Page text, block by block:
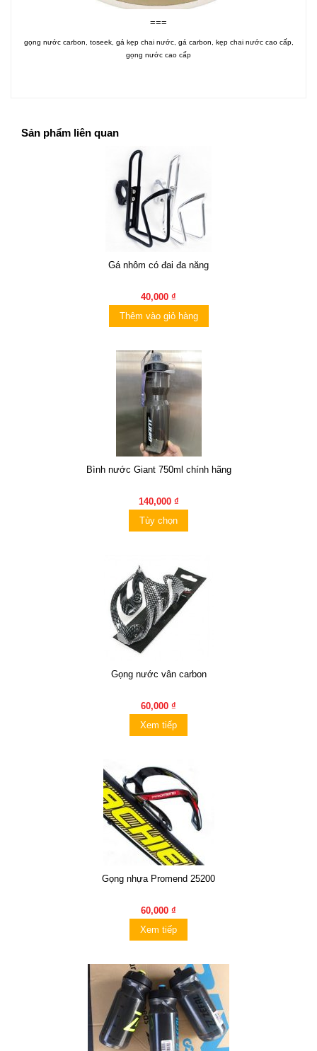
===
gọng nước carbon, toseek, gá kẹp chai nước, gá carbon, kẹp chai nước cao cấp,
gọng nước cao cấp
Sản phẩm liên quan
Gá nhôm có đai đa năng
40,000 ₫
Thêm vào giỏ hàng
Bình nước Giant 750ml chính hãng
140,000 ₫
Tùy chọn
Gọng nước vân carbon
60,000 ₫
Xem tiếp
Gọng nhựa Promend 25200
60,000 ₫
Xem tiếp